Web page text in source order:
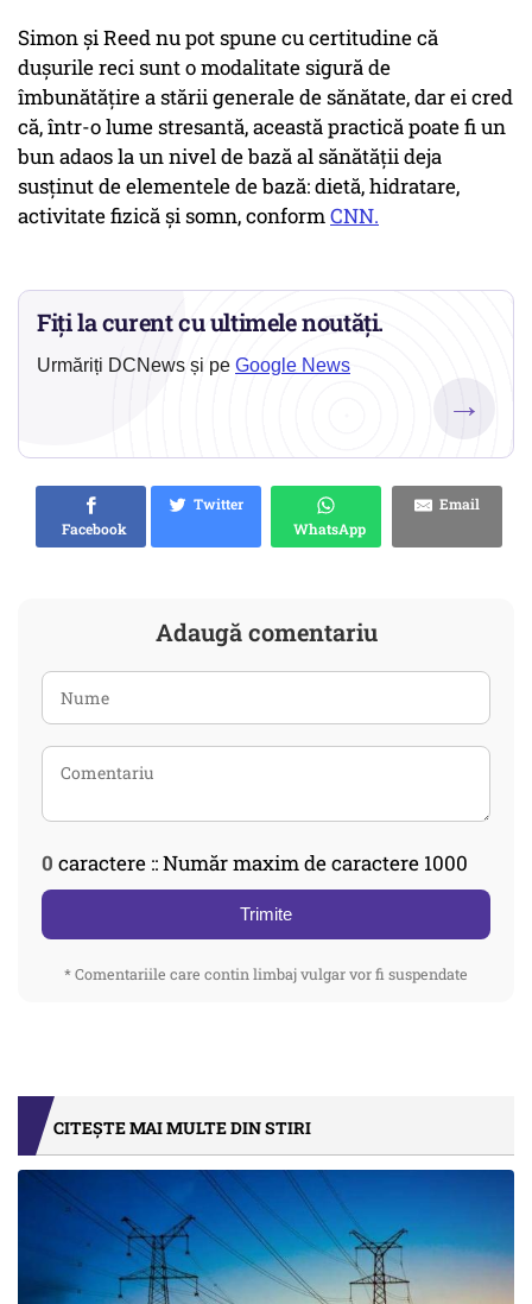
Simon și Reed nu pot spune cu certitudine că
dușurile reci sunt o modalitate sigură de
îmbunătățire a stării generale de sănătate, dar ei cred
că, într-o lume stresantă, această practică poate fi un
bun adaos la un nivel de bază al sănătății deja
susținut de elementele de bază: dietă, hidratare,
activitate fizică și somn, conformCNN.
Fiți la curent cu ultimele noutăți.
Urmăriți DCNews și pe Google News
→
Facebook
Twitter
WhatsApp
Email
Adaugă comentariu
0 caractere :: Număr maxim de caractere 1000
Trimite
* Comentariile care contin limbaj vulgar vor fi suspendate
CITEȘTE MAI MULTE DIN STIRI